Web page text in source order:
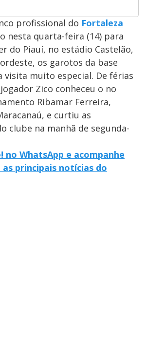
profissional do Fortaleza
nesta quarta-feira (14) para
do Piauí, no estádio Castelão,
os garotos da base
visita muito especial. De férias
Zico conheceu o no
Ribamar Ferreira,
e curtiu as
clube na manhã de segunda-
no WhatsApp e acompanhe
principais notícias do